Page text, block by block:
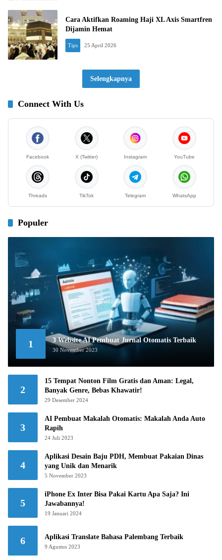
Cara Aktifkan Roaming Haji XL Axis Smartfren
Dijamin Hemat
Tips 25 April 2026
Selengkapnya
Connect With Us
Facebook X (Twitter) Instagram YouTube
Threads TikTok Telegram WhatsApp
Populer
1 3 Website AI Pembuat Jurnal Otomatis Terbaik
30 November 2023
2
15 Tempat Nonton Film Gratis dan Aman: Legal,
Banyak Genre, Bebas Khawatir!
29 Desember 2024
3
AI Pembuat Makalah Otomatis: Makalah Anda Auto
Rapih
24 Juli 2023
4
Aplikasi Desain Baju PDH, Membuat Pakaian Dinas
yang Unik dan Menarik
5 November 2023
5
iPhone Ex Inter Bisa Pakai Kartu Apa Saja? Ini
Jawabannya!
19 Januari 2024
6 Aplikasi Translate Bahasa Palembang Terbaik
9 Agustus 2023